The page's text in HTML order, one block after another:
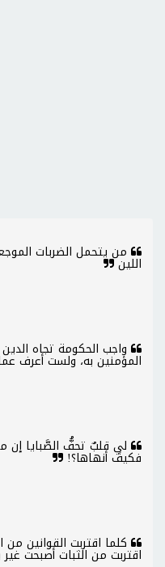
من يتحمل الضربات
اللين
واجب الحكومة تجاه
المؤمنين به، ولست أعرف
لي قلبٌ تحفُّ الصَّبايا إن
فكيفَ أنهاها؟!
كلما اقتربت القوانين من
اقتربت من الثبات أصبحت